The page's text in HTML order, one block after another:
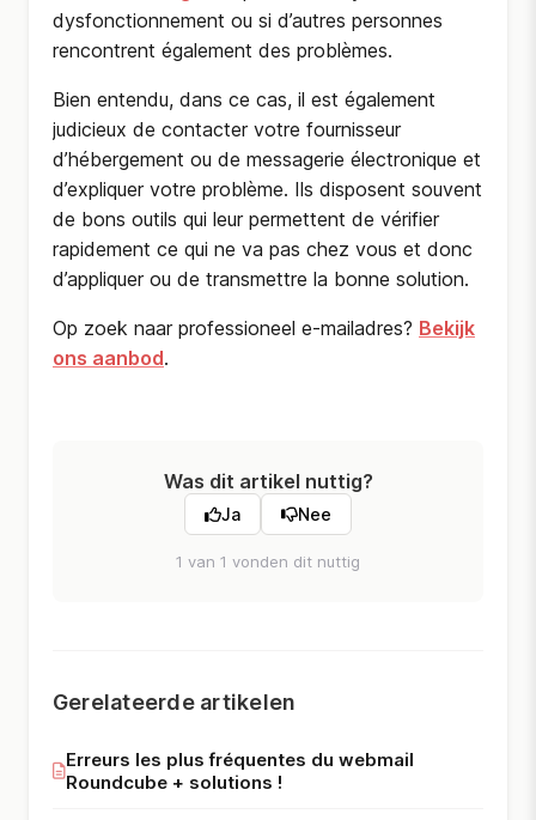
dysfonctionnement ou si d’autres personnes
rencontrent également des problèmes.
Bien entendu, dans ce cas, il est également
judicieux de contacter votre fournisseur
d’hébergement ou de messagerie électronique et
d’expliquer votre problème. Ils disposent souvent
de bons outils qui leur permettent de vérifier
rapidement ce qui ne va pas chez vous et donc
d’appliquer ou de transmettre la bonne solution.
Op zoek naar professioneel e-mailadres? Bekijk
ons aanbod.
Was dit artikel nuttig?
Ja Nee
1 van 1 vonden dit nuttig
Gerelateerde artikelen
Erreurs les plus fréquentes du webmail
Roundcube + solutions !